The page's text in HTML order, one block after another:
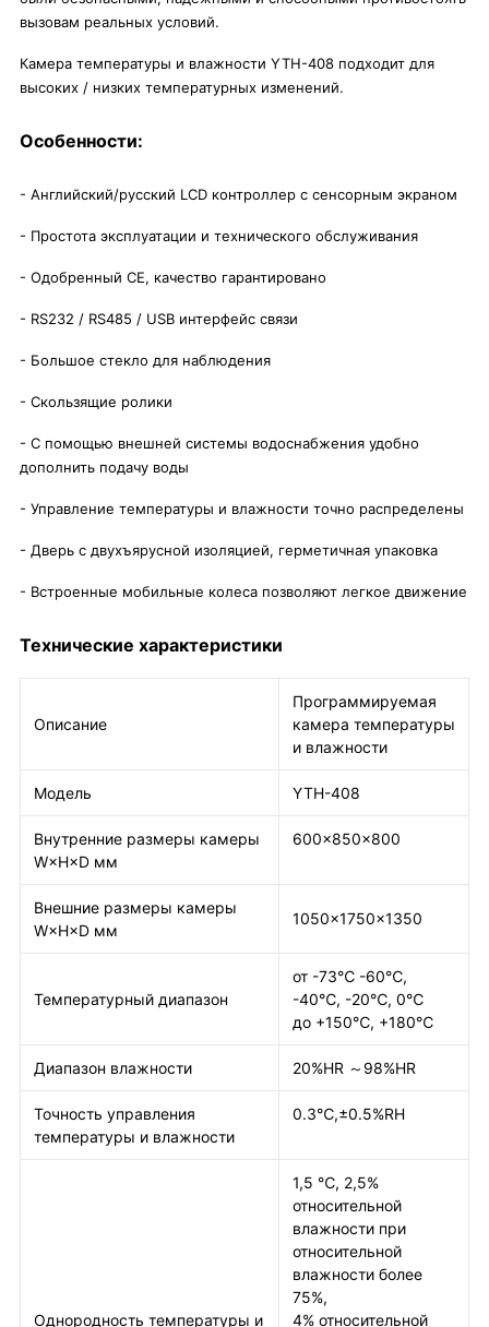
вызовам реальных условий.
Камера температуры и влажности YTH-408 подходит для
высоких / низких температурных изменений.
Особенности:
- Английский/русский LCD контроллер с сенсорным экраном
- Простота эксплуатации и технического обслуживания
- Одобренный CE, качество гарантировано
- RS232 / RS485 / USB интерфейс связи
- Большое стекло для наблюдения
- Скользящие ролики
- С помощью внешней системы водоснабжения удобно
дополнить подачу воды
- Управление температуры и влажности точно распределены
- Дверь с двухъярусной изоляцией, герметичная упаковка
- Встроенные мобильные колеса позволяют легкое движение
Технические характеристики
Описание
Программируемая
камера температуры
и влажности
Модель YTH-408
Внутренние размеры камеры
W×H×D мм
600×850×800
Внешние размеры камеры
W×H×D мм
1050×1750×1350
Температурный диапазон
от -73℃ -60℃,
-40℃, -20℃, 0℃
до +150℃, +180℃
Диапазон влажности 20%HR ～98%HR
Точность управления
температуры и влажности
0.3℃,±0.5%RH
Однородность температуры и
1,5 ℃, 2,5%
относительной
влажности при
относительной
влажности более
75%,
4% относительной